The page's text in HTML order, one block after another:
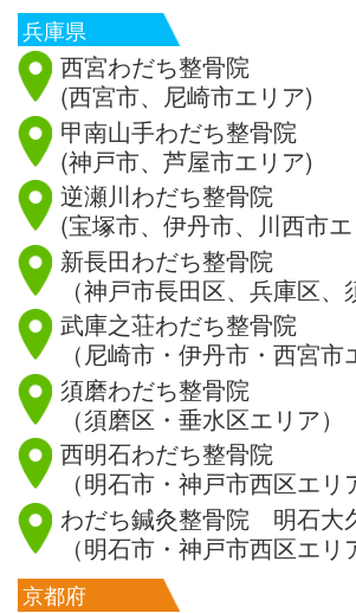
兵庫県
西宮わだち整骨院
(西宮市、尼崎市エリア)
甲南山手わだち整骨院
(神戸市、芦屋市エリア)
逆瀬川わだち整骨院
(宝塚市、伊丹市、川西市
新長田わだち整骨院
（神戸市長田区、兵庫区、
武庫之荘わだち整骨院
（尼崎市・伊丹市・西宮市
須磨わだち整骨院
（須磨区・垂水区エリア）
西明石わだち整骨院
（明石市・神戸市西区エリ
わだち鍼灸整骨院 明石大
（明石市・神戸市西区エリ
京都府